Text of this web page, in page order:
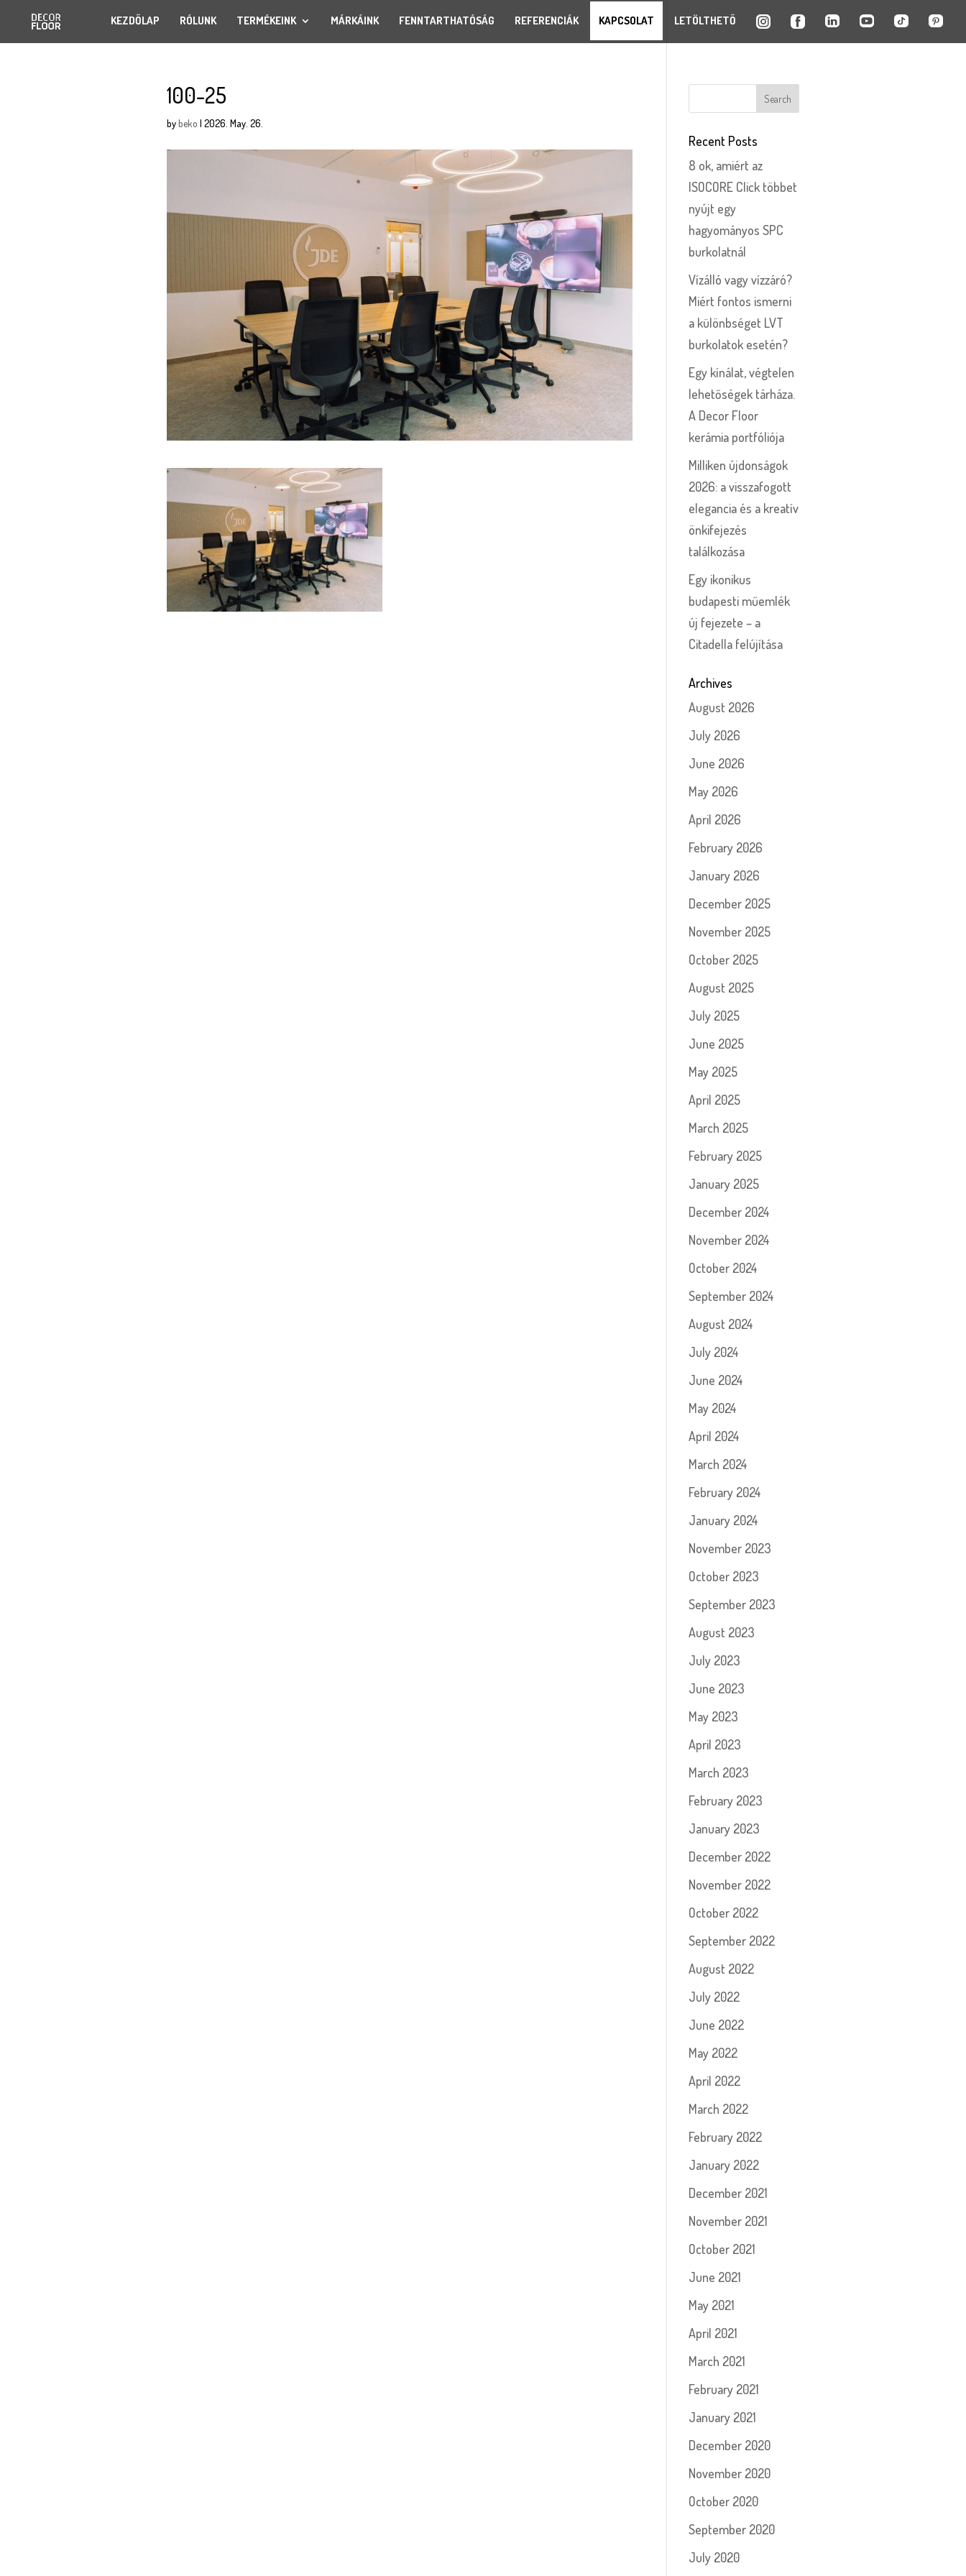
KEZDŐLAP RÓLUNK TERMÉKEINK MÁRKÁINK FENNTARTHATÓSÁG REFERENCIÁK KAPCSOLAT LETÖLTHETŐ
100-25
bybeko | 2026. May. 26.
Recent Posts
8 ok, amiért az
ISOCORE Click többet
nyújt egy
hagyományos SPC
burkolatnál
Vízálló vagy vízzáró?
Miért fontos ismerni
a különbséget LVT
burkolatok esetén?
Egy kínálat, végtelen
lehetőségek tárháza.
A Decor Floor
kerámia portfóliója
Milliken újdonságok
2026: a visszafogott
elegancia és a kreatív
önkifejezés
találkozása
Egy ikonikus
budapesti műemlék
új fejezete – a
Citadella felújítása
Archives
August 2026
July 2026
June 2026
May 2026
April 2026
February 2026
January 2026
December 2025
November 2025
October 2025
August 2025
July 2025
June 2025
May 2025
April 2025
March 2025
February 2025
January 2025
December 2024
November 2024
October 2024
September 2024
August 2024
July 2024
June 2024
May 2024
April 2024
March 2024
February 2024
January 2024
November 2023
October 2023
September 2023
August 2023
July 2023
June 2023
May 2023
April 2023
March 2023
February 2023
January 2023
December 2022
November 2022
October 2022
September 2022
August 2022
July 2022
June 2022
May 2022
April 2022
March 2022
February 2022
January 2022
December 2021
November 2021
October 2021
June 2021
May 2021
April 2021
March 2021
February 2021
January 2021
December 2020
November 2020
October 2020
September 2020
July 2020